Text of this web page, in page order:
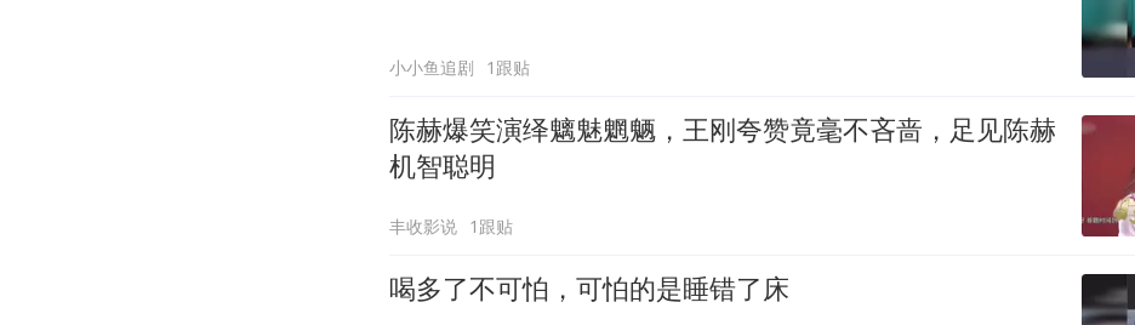
小小鱼追剧 1跟贴
陈赫爆笑演绎魑魅魍魉，王刚夸赞竟毫不吝啬，足见陈赫
机智聪明
丰收影说 1跟贴
喝多了不可怕，可怕的是睡错了床